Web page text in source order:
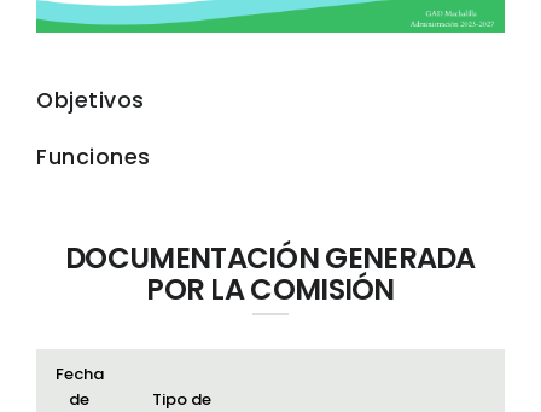
Objetivos
Funciones
DOCUMENTACIÓN GENERADA
POR LA COMISIÓN
Fecha
de
Tipo de